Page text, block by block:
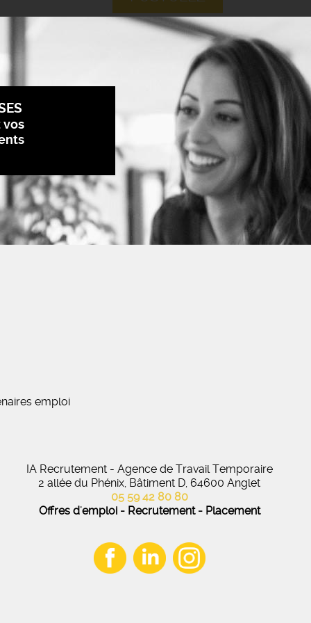
vos
emploi
IA Recrutement - Agence de Travail Temporaire
2 allée du Phénix, Bâtiment D, 64600 Anglet
05 59 42 80 80
Offres d'emploi - Recrutement - Placement